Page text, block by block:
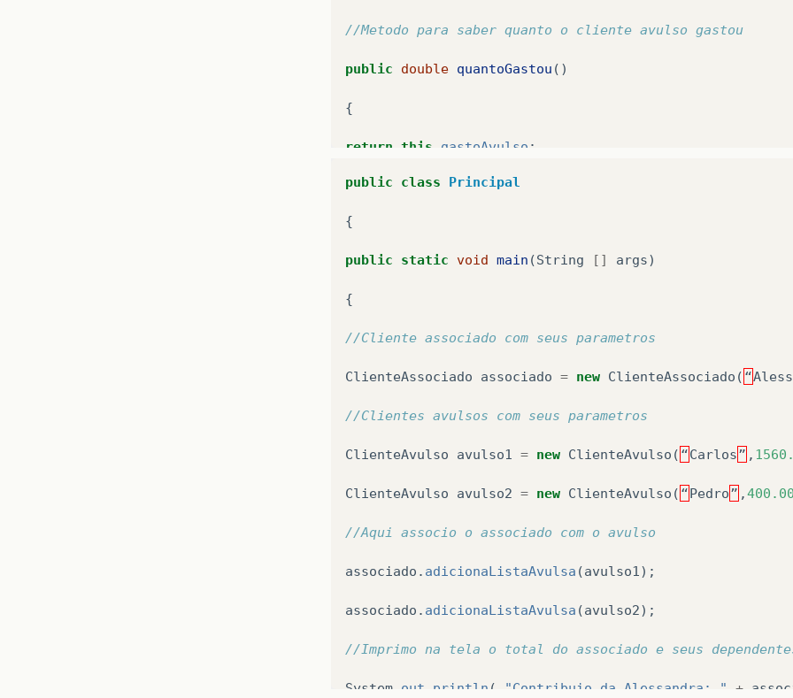
//Metodo para saber quanto o cliente avulso gastou
public double quantoGastou ()
{
return this gastoAvulso ;
}
}
public class Principal
{
public static void main (String [] args)
{
//Cliente associado com seus parametros
ClienteAssociado associado = new ClienteAssociado ( “
//Clientes avulsos com seus parametros
ClienteAvulso avulso1 = new ClienteAvulso ( “Carlos” ,
ClienteAvulso avulso2 = new ClienteAvulso ( “Pedro” ,
//Aqui associo o associado com o avulso
associado . adicionaListaAvulsa (avulso1 );
associado . adicionaListaAvulsa (avulso2);
//Imprimo na tela o total do associado e seus
System out println ( "Contribuio da Alessandra: " +